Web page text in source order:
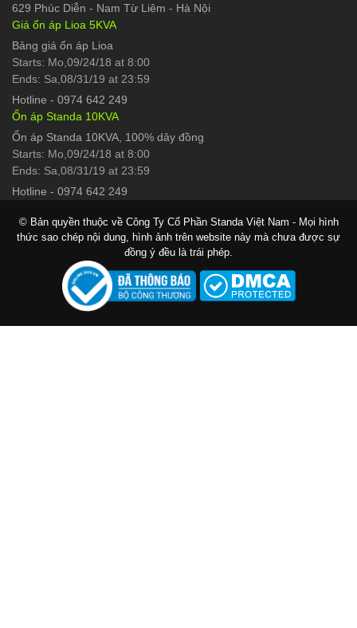
629 Phúc Diễn - Nam Từ Liêm - Hà Nội
Giá ổn áp Lioa 5KVA
Bảng giá ổn áp Lioa
Starts: Mo,09/24/18 at 8:00
Ends: Sa,08/31/19 at 23:59
Hotline - 0974 642 249
Ổn áp Standa 10KVA
Ổn áp Standa 10KVA, 100% dây đồng
Starts: Mo,09/24/18 at 8:00
Ends: Sa,08/31/19 at 23:59
Hotline - 0974 642 249
© Bản quyền thuộc về Công Ty Cổ Phần Standa Việt Nam - Mọi hình
thức sao chép nội dung, hình ảnh trên website này mà chưa được sự
đồng ý đều là trái phép.